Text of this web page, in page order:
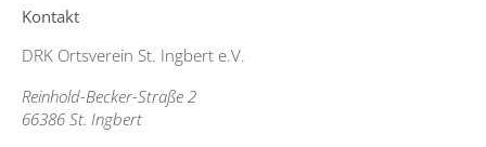
Kontakt
DRK Ortsverein St. Ingbert e.V.
Reinhold-Becker-Straße 2
66386 St. Ingbert